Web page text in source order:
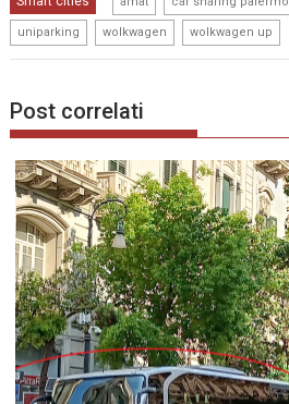
uniparking wolkwagen wolkwagen up
Post correlati